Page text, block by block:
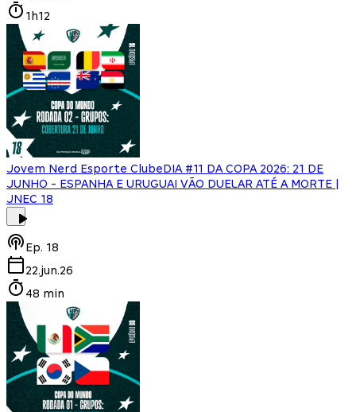
1h12
Jovem Nerd Esporte ClubeDIA #11 DA COPA 2026: 21 DE
JUNHO - ESPANHA E URUGUAI VÃO DUELAR ATÉ A MORTE |
JNEC 18
Ep. 18
22.jun.26
48 min